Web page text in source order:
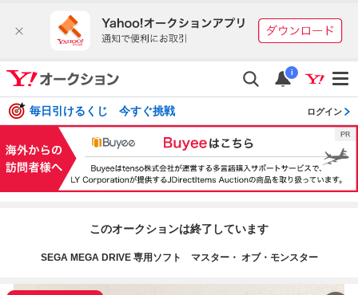
i
毎日引けるくじ 今すぐ挑戦 ログイン
このオークションは終了しています
SEGA MEGA DRIVE 専用ソフト マスター・ オブ・モンスター